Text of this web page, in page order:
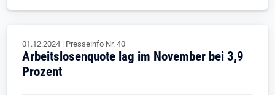
01.12.2024 | Presseinfo Nr. 40
Arbeitslosenquote lag im November bei 3,9
Prozent